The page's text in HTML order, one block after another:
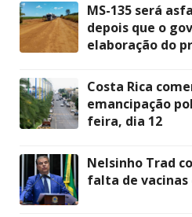
MS-135 será
depois que o
elaboração do
Costa Rica
emancipação
feira, dia 12
Nelsinho Trad
falta de vacinas